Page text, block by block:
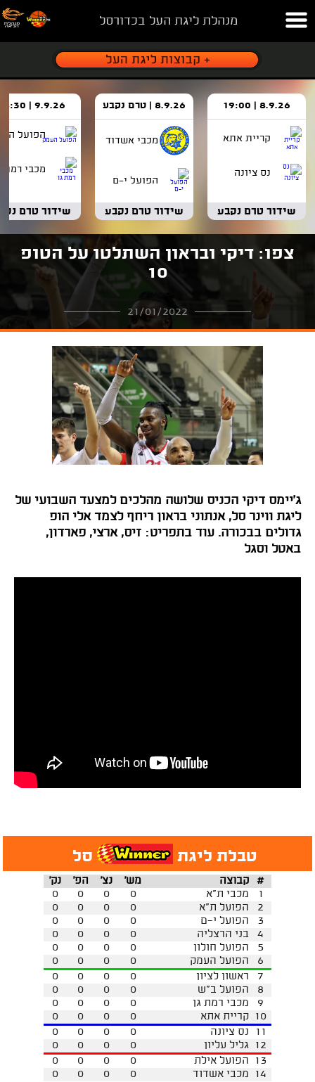
מנהלת ליגת העל בכדורסל
8.9.26 | 19:00
קריית אתא
נס ציונה
שידור טרם נקבע
8.9.26 | טרם נקבע
מכבי אשדוד
הפועל י-ם
שידור טרם נקבע
9.9.26 | 18:30
הפועל
מכבי רמת
שידור טרם
צפו: דיקי ובראון השתלטו על הטופ
10
21/01/2022
ג'יימס דיקי הכניס שלושה מהלכים למצעד השבועי של
ליגת ווינר סל, אנתוני בראון ריחף לצמד אלי הופ
גדולים בבכורה. עוד בתפריט: זיס, ארצי, פארדון,
באטל וסגל
טבלת ליגת סל
נק' הפ' נצ' מש' קבוצה
#
0
0 0 0 מכבי ת"א
1
0
0 0 0 הפועל ת"א
2
0
0 0 0 הפועל י-ם
3
0
0 0 0 בני הרצליה
4
0
0 0 0 הפועל חולון
5
0
0 0 0 הפועל העמק
6
0
0 0 0 ראשון לציון
7
0
0 0 0 הפועל ב"ש
8
0
0 0 0 מכבי רמת גן
9
0
0 0 0 קריית אתא 10
0
0 0 0 נס ציונה
11
0
0 0 0 גליל עליון 12
0
0 0 0 הפועל אילת
13
0
0 0 0 מכבי אשדוד 14